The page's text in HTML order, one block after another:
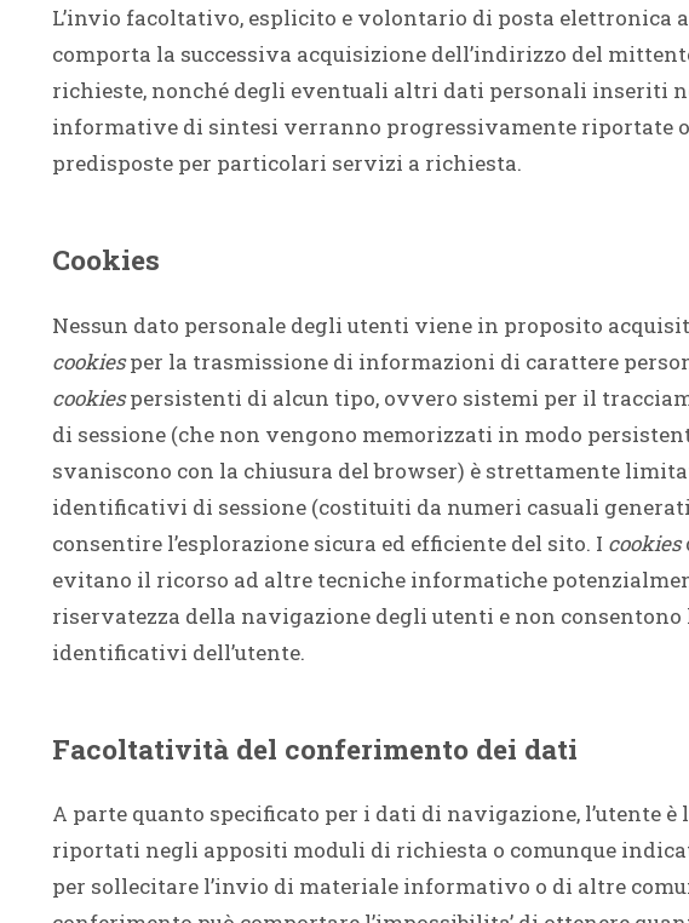
L’invio facoltativo, esplicito e volontario di posta
comporta la successiva acquisizione dell’indirizzo del
richieste, nonché degli eventuali altri dati personali inseriti
informative di sintesi verranno progressivamente riportate
predisposte per particolari servizi a richiesta.
Cookies
Nessun dato personale degli utenti viene in proposito
cookiesper la trasmissione di informazioni di carattere
cookiespersistenti di alcun tipo, ovvero sistemi per il
di sessione (che non vengono memorizzati in modo
svaniscono con la chiusura del browser) è strettamente
identificativi di sessione (costituiti da numeri casuali
consentire l’esplorazione sicura ed efficiente del sito. I cookies
evitano il ricorso ad altre tecniche informatiche
riservatezza della navigazione degli utenti e non
identificativi dell’utente.
Facoltatività del conferimento dei dati
A parte quanto specificato per i dati di navigazione, l’utente
riportati negli appositi moduli di richiesta o comunque
per sollecitare l’invio di materiale informativo o di altre